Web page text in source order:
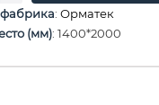
: Орматек
(мм): 1400*2000